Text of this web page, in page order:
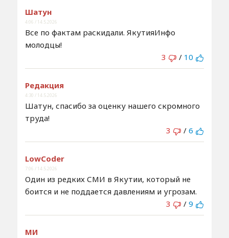
Шатун
4:06 / 14.5.2026
Все по фактам раскидали. ЯкутияИнфо
молодцы!
3
/ 10
Редакция
4:30 / 14.5.2026
Шатун, спасибо за оценку нашего скромного
труда!
3
/ 6
LowCoder
7:06 / 14.5.2026
Один из редких СМИ в Якутии, который не
боится и не поддается давлениям и угрозам.
3
/ 9
МИ